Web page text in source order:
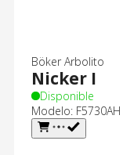
Böker Arbolito
Nicker I
Disponible
Modelo: F5730AH